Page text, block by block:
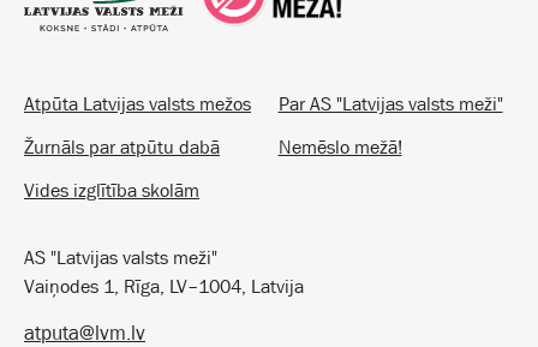
Atpūta Latvijas valsts mežos
Par AS "Latvijas valsts meži"
Žurnāls par atpūtu dabā
Nemēslo mežā!
Vides izglītība skolām
AS "Latvijas valsts meži"
Vaiņodes 1, Rīga, LV–1004, Latvija
atputa@lvm.lv